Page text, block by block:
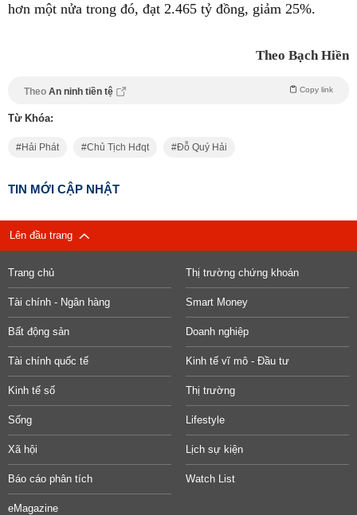
hơn một nửa trong đó, đạt 2.465 tỷ đồng, giảm 25%.
Theo Bạch Hiền
Theo An ninh tiền tệ Copy link
Từ Khóa:
Hải Phát Chủ Tịch Hđqt Đỗ Quý Hải
TIN MỚI CẬP NHẬT
Lên đầu trang
Trang chủ Thị trường chứng khoán
Tài chính - Ngân hàng Smart Money
Bất động sản Doanh nghiệp
Tài chính quốc tế Kinh tế vĩ mô - Đầu tư
Kinh tế số Thị trường
Sống Lifestyle
Xã hội Lịch sự kiện
Báo cáo phân tích Watch List
eMagazine